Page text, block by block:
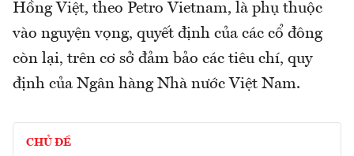
Hồng Việt, theo Petro Vietnam, là phụ thuộc
vào nguyện vọng, quyết định của các cổ đông
còn lại, trên cơ sở đảm bảo các tiêu chí, quy
định của Ngân hàng Nhà nước Việt Nam.
CHỦ ĐỀ